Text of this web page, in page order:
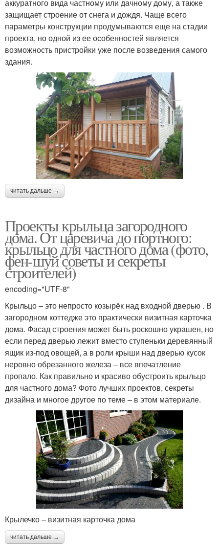
аккуратного вида частному или дачному дому, а также
защищает строение от снега и дождя. Чаще всего
параметры конструкции продумываются еще на стадии
проекта, но одной из ее особенностей является
возможность пристройки уже после возведения самого
здания.
читать дальше →
Проекты крыльца загородного
дома. От царевича до портного:
крыльцо для частного дома (фото,
фен-шуй советы и секреты
строителей)
encoding="UTF-8"
Крыльцо – это непросто козырёк над входной дверью . В
загородном коттедже это практически визитная карточка
дома. Фасад строения может быть роскошно украшен, но
если перед дверью лежит вместо ступеньки деревянный
ящик из-под овощей, а в роли крыши над дверью кусок
неровно обрезанного железа – все впечатление
пропало. Как правильно и красиво обустроить крыльцо
для частного дома? Фото лучших проектов, секреты
дизайна и многое другое по теме – в этом материале.
Крылечко – визитная карточка дома
читать дальше →